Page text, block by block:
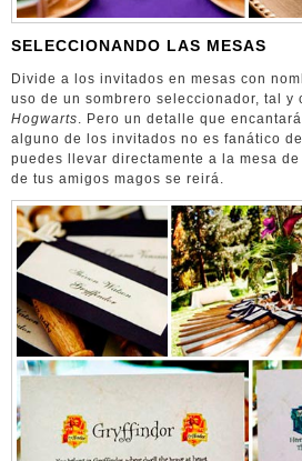
SELECCIONANDO LAS MESAS
Divide a los invitados en mesas con
uso de un sombrero seleccionador, tal y
Hogwarts. Pero un detalle que
alguno de los invitados no es fanático
puedes llevar directamente a la mesa de
de tus amigos magos se reirá.